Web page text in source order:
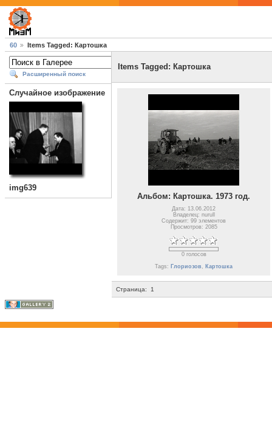
60 Items Tagged: Картошка
Расширенный поиск
Случайное изображение
img639
Items Tagged: Картошка
Альбом: Картошка. 1973 год.
Дата: 13.06.2012
Владелец: nurull
Содержит: 99 элементов
Просмотров: 2085
0 голосов
Tags: Глориозов Картошка
Страница: 1